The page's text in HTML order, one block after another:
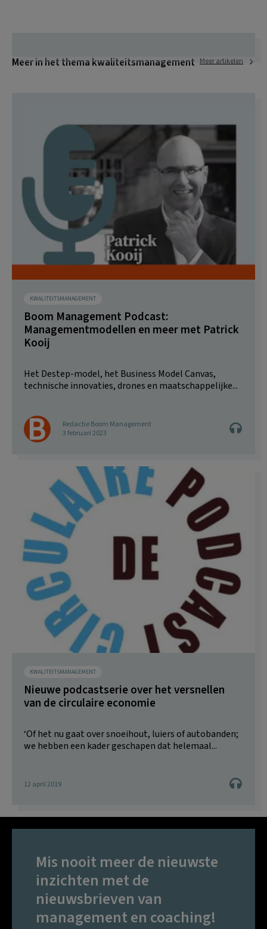
Meer in het thema kwaliteitsmanagement Meer artikelen
KWALITEITSMANAGEMENT
Boom Management Podcast:
Managementmodellen en meer met Patrick
Kooij
Het Destep-model, het Business Model Canvas,
technische innovaties, drones en maatschappelijke...
Redactie Boom Management
3 februari 2023
KWALITEITSMANAGEMENT
Nieuwe podcastserie over het versnellen
van de circulaire economie
‘Of het nu gaat over snoeihout, luiers of autobanden;
we hebben een kader geschapen dat helemaal...
12 april 2019
Mis nooit meer de nieuwste
inzichten met de
nieuwsbrieven van
management en coaching!